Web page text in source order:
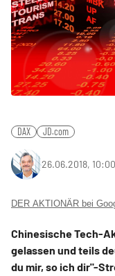
DAX JD.com
26.06.2018, 10:00
DER AKTIONÄR bei
Chinesische Tech-
gelassen und teils
du mir, so ich dir"-